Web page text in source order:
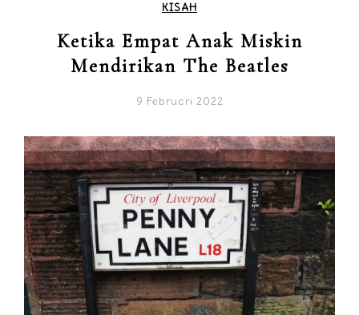
KISAH
Ketika Empat Anak Miskin
Mendirikan The Beatles
9 Februari 2022